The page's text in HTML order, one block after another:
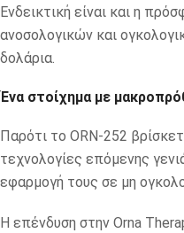
Ενδεικτική είναι και η
ανοσολογικών και
δολάρια.
Ένα στοίχημα με
Παρότι το ORN-252
τεχνολογίες επόμενης
εφαρμογή τους σε μη
Η επένδυση στην Orna